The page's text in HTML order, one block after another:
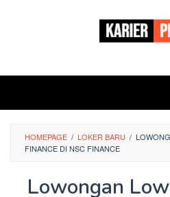
HOMEPAGE / LOKER BARU /
FINANCE DI NSC FINANCE
Lowongan